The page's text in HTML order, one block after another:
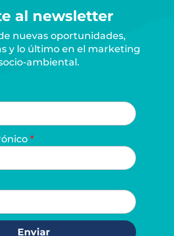
al newsletter
nuevas oportunidades,
y lo último en el marketing
ambiental.
Enviar